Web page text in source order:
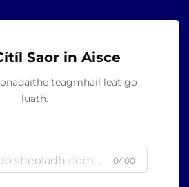
Saor in Aisce
teagmháil leat go
luath.
0/100